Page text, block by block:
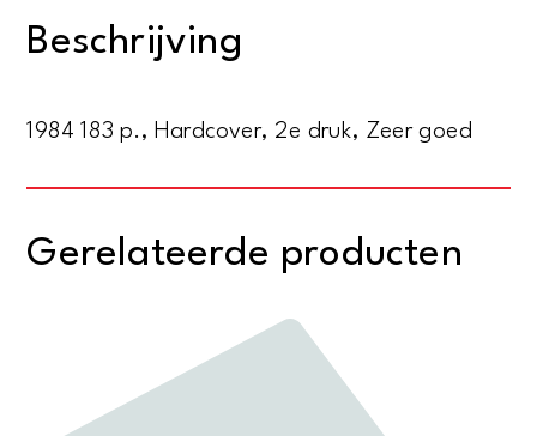
Beschrijving
1984 183 p., Hardcover, 2e druk, Zeer goed
Gerelateerde producten